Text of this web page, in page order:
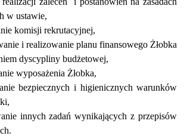
w ustawie,
komisji rekrutacyjnej,
i realizowanie planu finansowego Żłobka
dyscypliny budżetowej,
wyposażenia Żłobka,
bezpiecznych i higienicznych warunków
innych zadań wynikających z przepisów